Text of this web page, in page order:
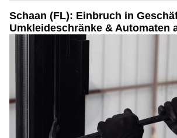
Schaan (FL): Einbruch in
Umkleideschränke & Automaten